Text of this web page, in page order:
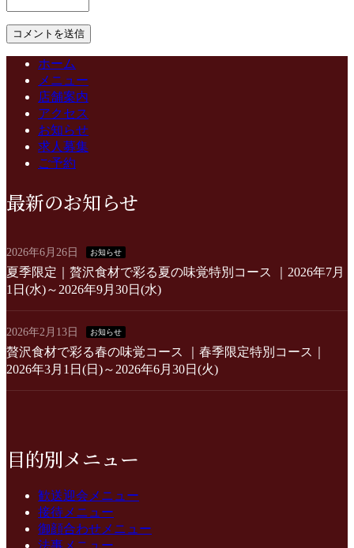
ホーム
メニュー
店舗案内
アクセス
お知らせ
求人募集
ご予約
最新のお知らせ
2026年6月26日 お知らせ
夏季限定｜贅沢食材で彩る夏の味覚特別コース ｜2026年7月
1日(水)～2026年9月30日(水)
2026年2月13日 お知らせ
贅沢食材で彩る春の味覚コース ｜春季限定特別コース｜
2026年3月1日(日)～2026年6月30日(火)
目的別メニュー
歓送迎会メニュー
接待メニュー
御顔合わせメニュー
法事メニュー